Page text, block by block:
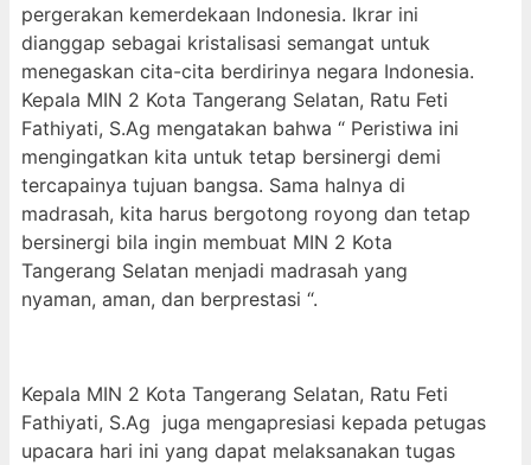
pergerakan kemerdekaan Indonesia. Ikrar ini
dianggap sebagai kristalisasi semangat untuk
menegaskan cita-cita berdirinya negara Indonesia.
Kepala MIN 2 Kota Tangerang Selatan, Ratu Feti
Fathiyati, S.Ag mengatakan bahwa “ Peristiwa ini
mengingatkan kita untuk tetap bersinergi demi
tercapainya tujuan bangsa. Sama halnya di
madrasah, kita harus bergotong royong dan tetap
bersinergi bila ingin membuat MIN 2 Kota
Tangerang Selatan menjadi madrasah yang
nyaman, aman, dan berprestasi “.
Kepala MIN 2 Kota Tangerang Selatan, Ratu Feti
Fathiyati, S.Ag juga mengapresiasi kepada petugas
upacara hari ini yang dapat melaksanakan tugas